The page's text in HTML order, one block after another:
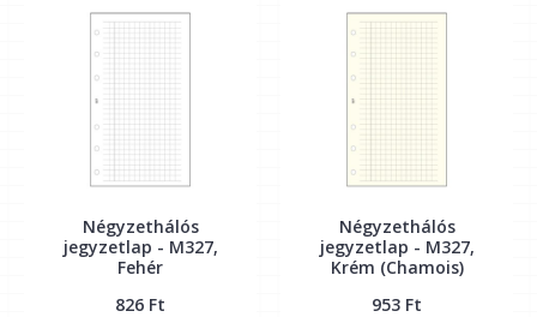
Négyzethálós
jegyzetlap - M327,
Fehér
826 Ft
Négyzethálós
jegyzetlap - M327,
Krém (Chamois)
953 Ft